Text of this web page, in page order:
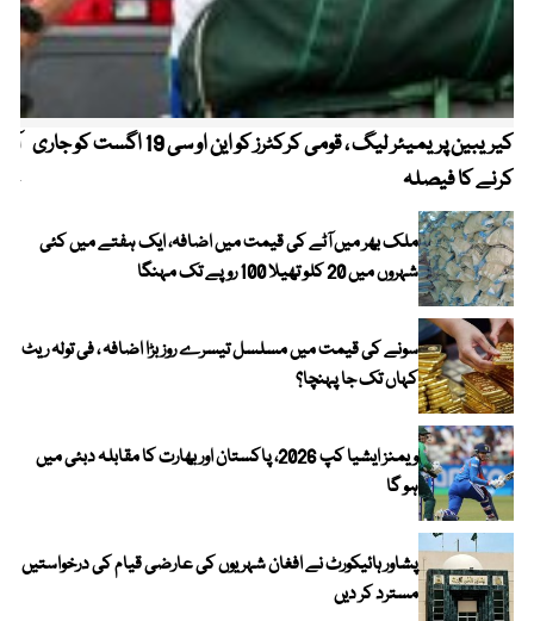
کیریبین پریمیئر لیگ ، قومی کرکٹرز کو این او سی 19 اگست کو جاری
کرنے کا فیصلہ
ملک بھر میں آٹے کی قیمت میں اضافہ، ایک ہفتے میں کئی
شہروں میں 20 کلو تھیلا 100 روپے تک مہنگا
سونے کی قیمت میں مسلسل تیسرے روز بڑا اضافہ ، فی تولہ ریٹ
کہاں تک جا پہنچا؟
ویمنز ایشیا کپ 2026، پاکستان اور بھارت کا مقابلہ دبئی میں
ہو گا
پشاور ہائیکورٹ نے افغان شہریوں کی عارضی قیام کی درخواستیں
مسترد کر دیں